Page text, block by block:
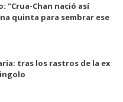
"Crua-Chan nació así
quinta para sembrar ese
tras los rastros de la ex